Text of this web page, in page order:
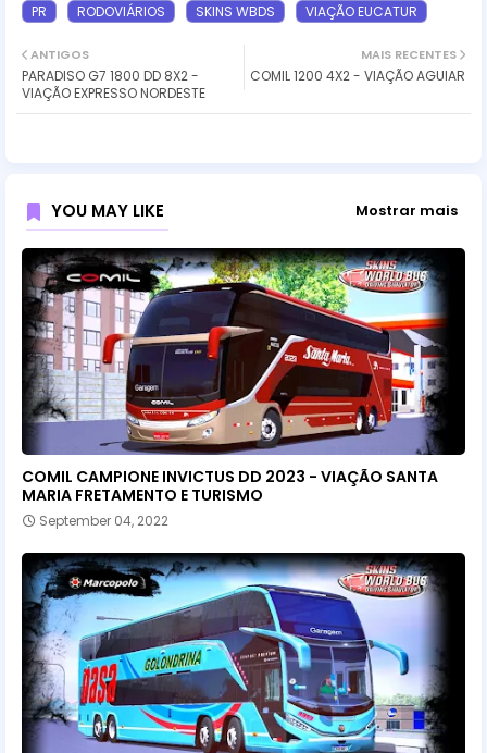
PR
RODOVIÁRIOS SKINS WBDS VIAÇÃO EUCATUR
MAIS RECENTES
COMIL 1200 4X2 - VIAÇÃO AGUIAR
ANTIGOS
PARADISO G7 1800 DD 8X2 -
VIAÇÃO EXPRESSO NORDESTE
YOU MAY LIKE Mostrar mais
COMIL CAMPIONE INVICTUS DD 2023 - VIAÇÃO SANTA
MARIA FRETAMENTO E TURISMO
September 04, 2022